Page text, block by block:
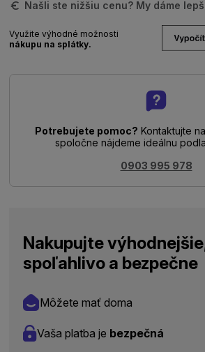
Našli ste nižšiu cenu? My dáme
Využite výhodné možnosti
nákupu na splátky.
Potrebujete pomoc? Kontaktujte
spoločne nájdeme ideálnu
0903 995 978
Nakupujte
spoľahlivo a bezpečne
Môžete mať doma
Vaša platba je bezpečná